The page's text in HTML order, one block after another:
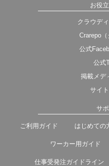
お役
クラウデ
Crarepo（
公式
公式
掲載メデ
サイ
サ
ご利用ガイド はじめての
ワーカー用ガイド
仕事受発注ガイドライン